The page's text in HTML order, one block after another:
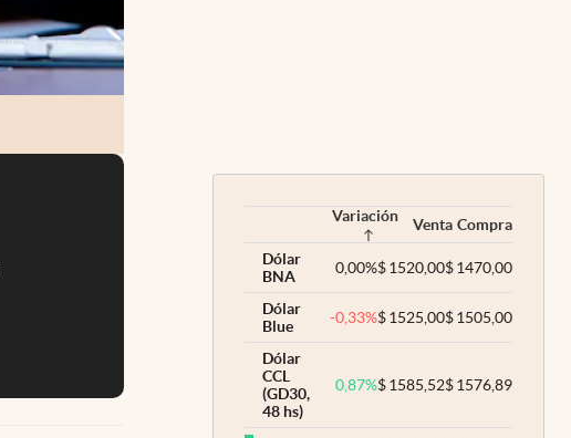
Variación Venta Compra
Dólar
BNA
0,00%$1520,00$1470,00
Dólar
Blue
-0,33%$1525,00$1505,00
Dólar
CCL
(GD30,
48 hs)
0,87%$1585,52$1576,89